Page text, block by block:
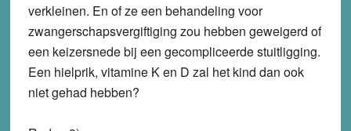
verkleinen. En of ze een behandeling voor
zwangerschapsvergiftiging zou hebben geweigerd of
een keizersnede bij een gecompliceerde stuitligging.
Een hielprik, vitamine K en D zal het kind dan ook
niet gehad hebben?